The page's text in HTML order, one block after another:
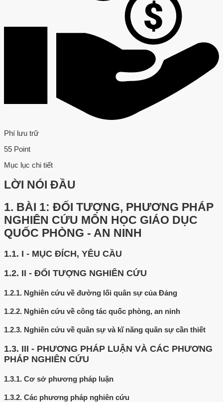
Phí lưu trữ
55 Point
Mục lục chi tiết
LỜI NÓI ĐẦU
1. BÀI 1: ĐỐI TƯỢNG, PHƯƠNG PHÁP
NGHIÊN CỨU MÔN HỌC GIÁO DỤC
QUỐC PHÒNG - AN NINH
1.1. I - MỤC ĐÍCH, YÊU CẦU
1.2. II - ĐỐI TƯỢNG NGHIÊN CỨU
1.2.1. Nghiên cứu về đường lối quân sự của Đảng
1.2.2. Nghiên cứu về công tác quốc phòng, an ninh
1.2.3. Nghiên cứu về quân sự và kĩ năng quân sự cần thiết
1.3. III - PHƯƠNG PHÁP LUẬN VÀ CÁC PHƯƠNG
PHÁP NGHIÊN CỨU
1.3.1. Cơ sở phương pháp luận
1.3.2. Các phương pháp nghiên cứu